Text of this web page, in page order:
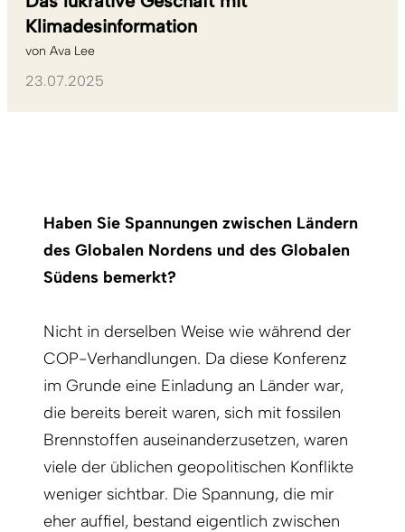
Klimadesinformation
von Ava Lee
23.07.2025
Haben Sie Spannungen zwischen Ländern
des Globalen Nordens und des Globalen
Südens bemerkt?
Nicht in derselben Weise wie während der
COP-Verhandlungen. Da diese Konferenz
im Grunde eine Einladung an Länder war,
die bereits bereit waren, sich mit fossilen
Brennstoffen auseinanderzusetzen, waren
viele der üblichen geopolitischen Konflikte
weniger sichtbar. Die Spannung, die mir
eher auffiel, bestand eigentlich zwischen